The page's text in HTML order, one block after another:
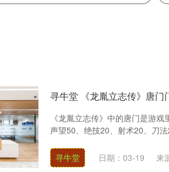
寻牛堂 《龙胤立志传》唐门
《龙胤立志传》中的唐门是游
声望50、绝技20、射术20、刀
寻牛堂 日期：03-19 来